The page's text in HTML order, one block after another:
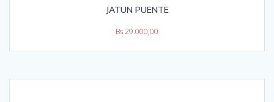
JATUN PUENTE
Bs.29.000,00